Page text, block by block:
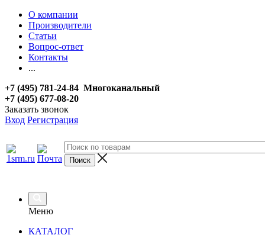
О компании
Производители
Статьи
Вопрос-ответ
Контакты
...
+7 (495) 781-24-84 Многоканальный
+7 (495) 677-08-20
Заказать звонок
Вход Регистрация
Меню
КАТАЛОГ